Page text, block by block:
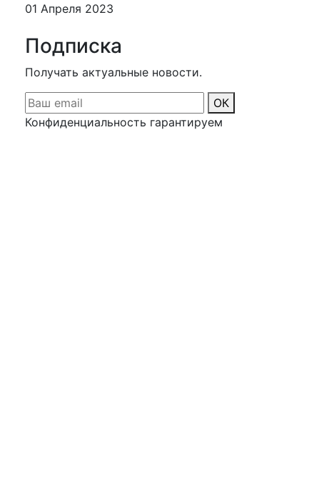
01 Апреля 2023
Подписка
Получать актуальные новости.
ОК
Конфиденциальность гарантируем